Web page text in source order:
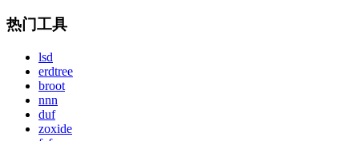
热门工具
lsd
erdtree
broot
nnn
duf
zoxide